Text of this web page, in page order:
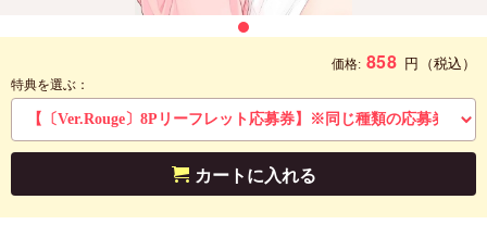
価格: 858 円 （税込）
特典を選ぶ：
カートに入れる